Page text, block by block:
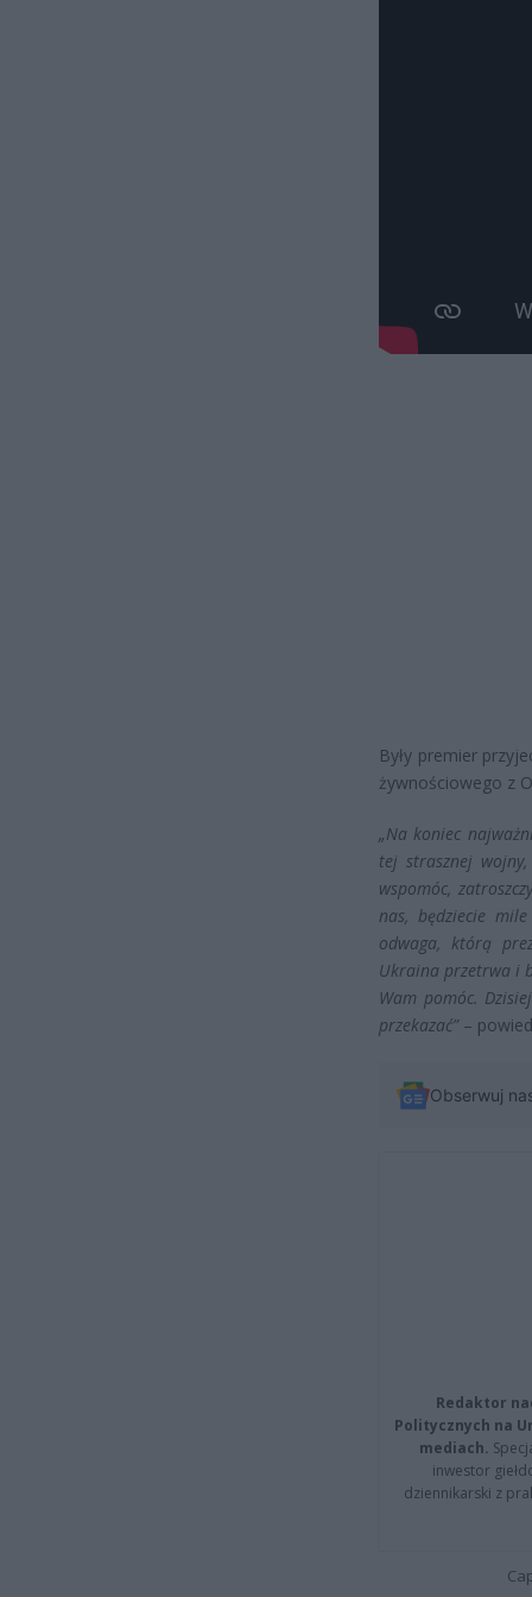
Były premier
żywnościowego z
„Na koniec
tej strasznej
wspomóc,
nas, będziecie
odwaga, którą
Ukraina przetrwa i
Wam pomóc.
przekazać”–
Obserwuj
Redaktor
Politycznych na
mediach.
inwestor
dziennikarski z